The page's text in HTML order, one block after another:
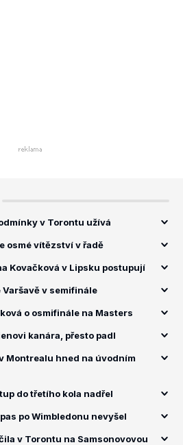
v Torontu užívá
osmé vítězství v řadě
Kovačková v Lipsku postupují
v semifinále
o osmifinále na Masters
kanára, přesto padl
Montrealu hned na úvodním
do třetího kola nadřel
po Wimbledonu nevyšel
v Torontu na Samsonovovou